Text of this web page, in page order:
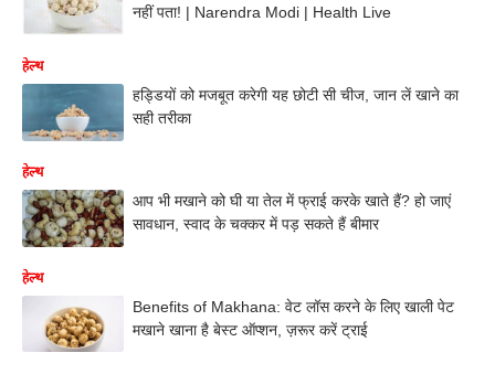
नहीं पता! | Narendra Modi | Health Live
हेल्थ
हड्डियों को मजबूत करेगी यह छोटी सी चीज, जान लें खाने का
सही तरीका
हेल्थ
आप भी मखाने को घी या तेल में फ्राई करके खाते हैं? हो जाएं
सावधान, स्वाद के चक्कर में पड़ सकते हैं बीमार
हेल्थ
Benefits of Makhana: वेट लॉस करने के लिए खाली पेट
मखाने खाना है बेस्ट ऑप्शन, ज़रूर करें ट्राई